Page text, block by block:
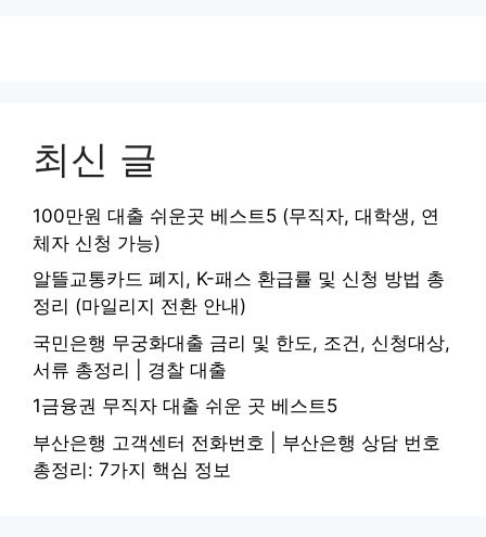
최신 글
100만원 대출 쉬운곳 베스트5 (무직자, 대학생, 연
체자 신청 가능)
알뜰교통카드 폐지, K-패스 환급률 및 신청 방법 총
정리 (마일리지 전환 안내)
국민은행 무궁화대출 금리 및 한도, 조건, 신청대상,
서류 총정리 | 경찰 대출
1금융권 무직자 대출 쉬운 곳 베스트5
부산은행 고객센터 전화번호 | 부산은행 상담 번호
총정리: 7가지 핵심 정보